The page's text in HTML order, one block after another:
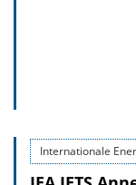
Internationale